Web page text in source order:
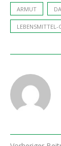
ARMUT
LEBENSMITTEL-